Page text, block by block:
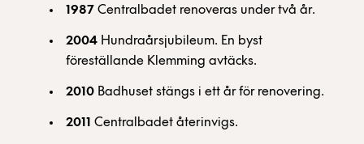
1987 Centralbadet renoveras under två år.
2004 Hundraårsjubileum. En byst
föreställande Klemming avtäcks.
2010 Badhuset stängs i ett år för renovering.
2011 Centralbadet återinvigs.